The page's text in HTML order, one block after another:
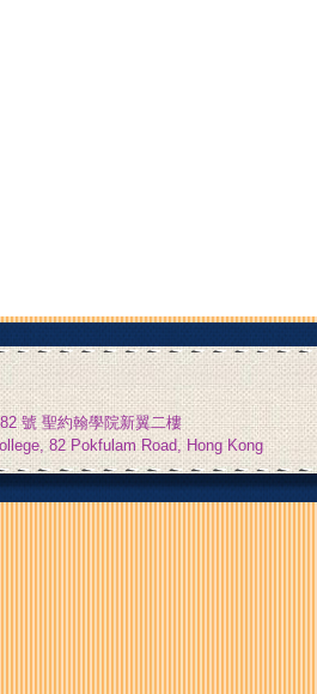
號 聖約翰學院新翼二樓
82 Pokfulam Road, Hong Kong